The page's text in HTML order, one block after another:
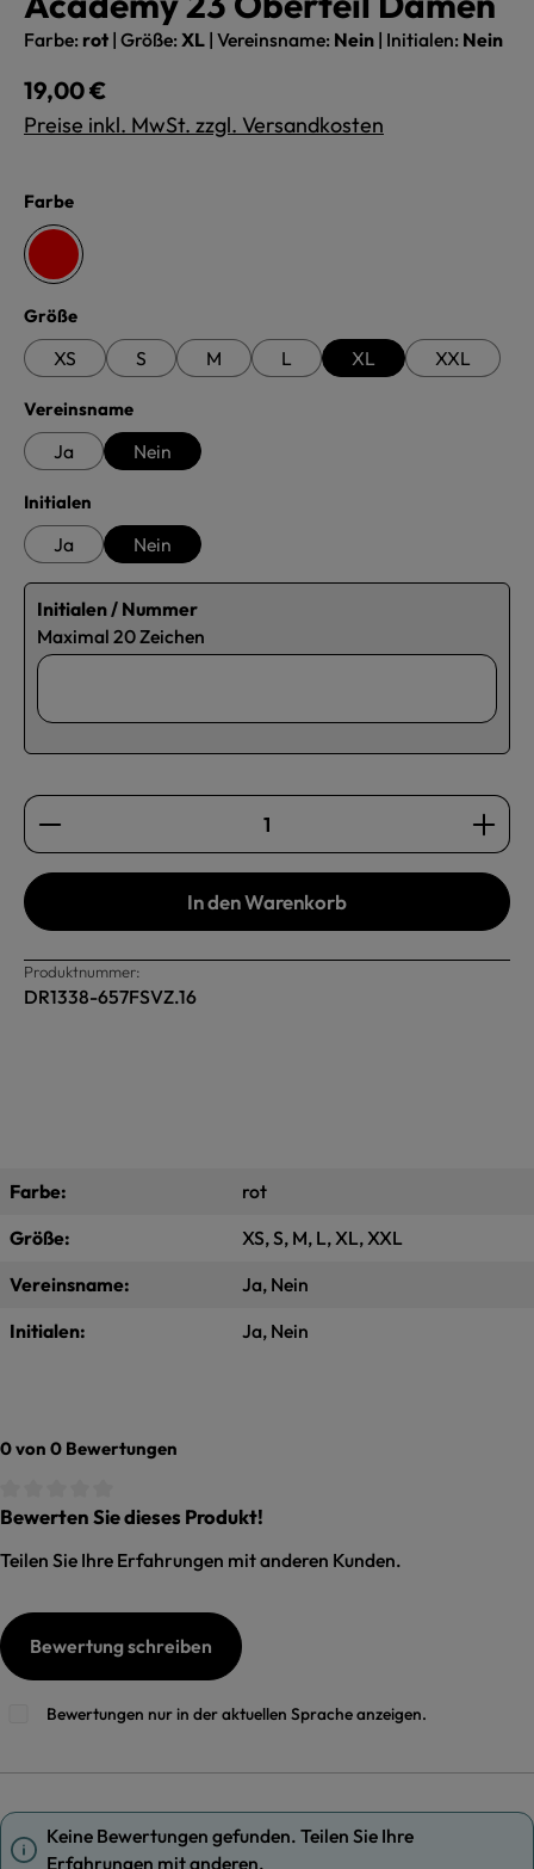
Farbe: rot | Größe: XL | Vereinsname: Nein | Initialen: Nein
Regulärer Preis:
19,00 €
Preise inkl. MwSt. zzgl. Versandkosten
Farbeauswählen
rot
Größeauswählen
XS S M L XL XXL
Vereinsnameauswählen
Ja Nein
Initialen
Ja Nein
Initialen / Nummer
Maximal 20 Zeichen
Produkt Anzahl: Gib den gewünschten Wert ein
In den Warenkorb
Produktnummer:
DR1338-657FSVZ.16
Farbe:
rot
Größe:
XS, S, M, L, XL, XXL
Vereinsname:
Ja, Nein
Initialen:
Ja, Nein
0 von 0 Bewertungen
Durchschnittliche Bewertung von 0 von 5 Sternen
Bewerten Sie dieses Produkt!
Teilen Sie Ihre Erfahrungen mit anderen Kunden.
Bewertung schreiben
Bewertungen nur in der aktuellen Sprache anzeigen.
Keine Bewertungen gefunden. Teilen Sie Ihre
Erfahrungen mit anderen.